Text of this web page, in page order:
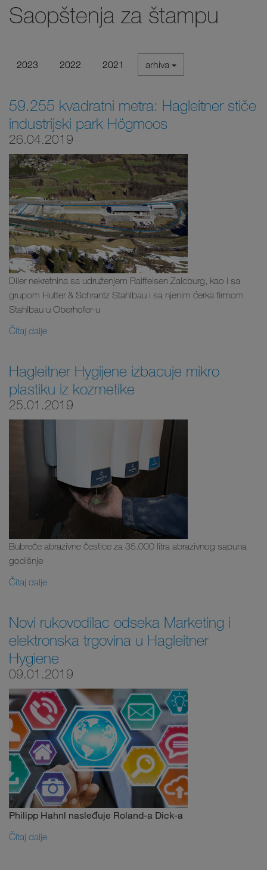
Saopštenja za štampu
2023 2022 2021 arhiva
59.255 kvadratni metra: Hagleitner stiče
industrijski park Högmoos
26.04.2019
Diler nekretnina sa udruženjem Raiffeisen Zalcburg, kao i sa
grupom Hutter & Schrantz Stahlbau i sa njenim ćerka firmom
Stahlbau u Oberhofer-u
Čitaj dalje
Hagleitner Hygijene izbacuje mikro
plastiku iz kozmetike
25.01.2019
Bubreće abrazivne čestice za 35.000 litra abrazivnog sapuna
godišnje
Čitaj dalje
Novi rukovodilac odseka Marketing i
elektronska trgovina u Hagleitner
Hygiene
09.01.2019
Philipp Hahnl nasleđuje Roland-a Dick-a
Čitaj dalje